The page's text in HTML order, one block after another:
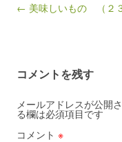
Post navigation
← 美味しいもの （２３
コメントを残す
メールアドレスが公開
る欄は必須項目です
コメント ※